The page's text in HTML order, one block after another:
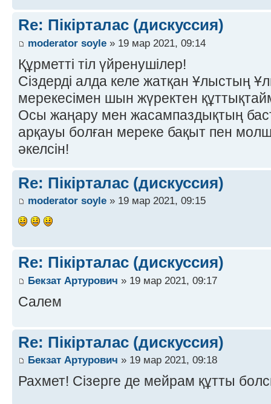
Re: Пікірталас (дискуссия)
moderator soyle » 19 мар 2021, 09:14
Құрметті тіл үйренушілер!
Сіздерді алда келе жатқан Ұлыстың
мерекесімен шын жүректен
Осы жаңару мен жасампаздықтың
арқауы болған мереке бақыт пен
әкелсін!
Re: Пікірталас (дискуссия)
moderator soyle » 19 мар 2021, 09:15
Re: Пікірталас (дискуссия)
Бекзат Артурович » 19 мар 2021, 09:17
Салем
Re: Пікірталас (дискуссия)
Бекзат Артурович » 19 мар 2021, 09:18
Рахмет! Сізерге де мейрам құтты